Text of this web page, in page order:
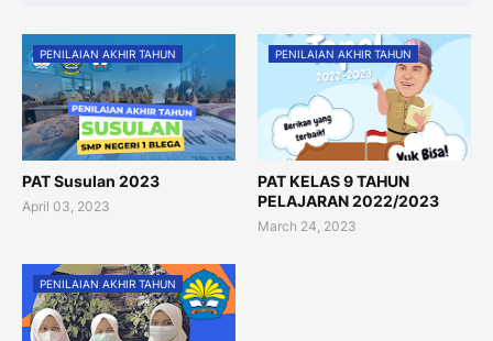
PENILAIAN AKHIR TAHUN
PAT Susulan 2023
April 03, 2023
PENILAIAN AKHIR TAHUN
PAT KELAS 9 TAHUN
PELAJARAN 2022/2023
March 24, 2023
PENILAIAN AKHIR TAHUN